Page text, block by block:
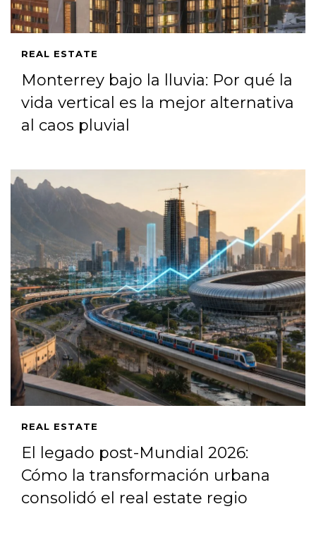
REAL ESTATE
Monterrey bajo la lluvia: Por qué la
vida vertical es la mejor alternativa
al caos pluvial
REAL ESTATE
El legado post-Mundial 2026:
Cómo la transformación urbana
consolidó el real estate regio